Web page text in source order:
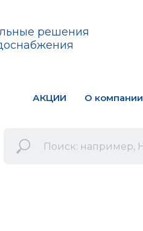
решения
АКЦИИ О компании